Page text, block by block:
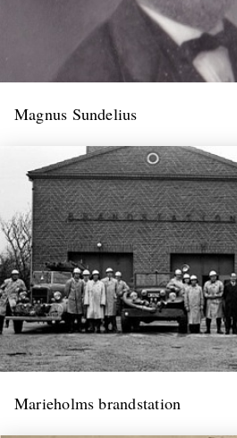
Magnus Sundelius
Marieholms brandstation